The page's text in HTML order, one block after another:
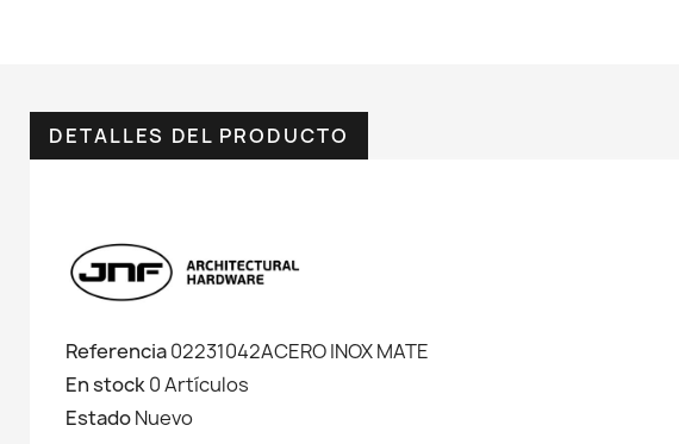
DETALLES DEL PRODUCTO
Referencia02231042ACERO INOX MATE
En stock0 Artículos
EstadoNuevo